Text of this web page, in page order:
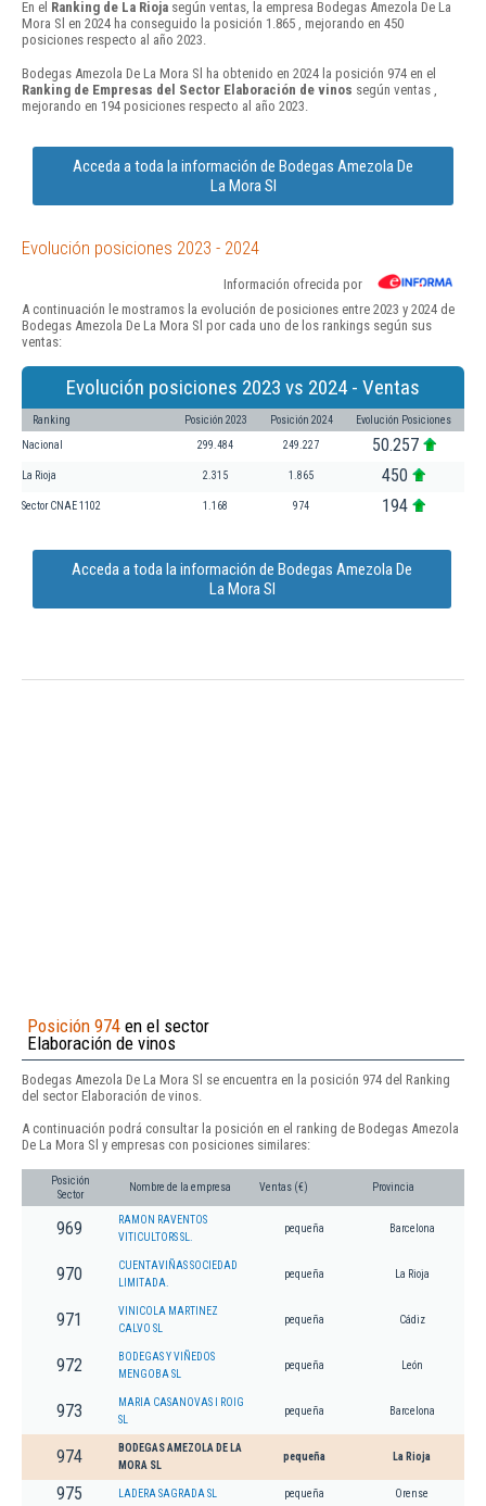
En el Ranking de La Rioja según ventas, la empresa Bodegas Amezola De La
Mora Sl en 2024 ha conseguido la posición 1.865 , mejorando en 450
posiciones respecto al año 2023.
Bodegas Amezola De La Mora Sl ha obtenido en 2024 la posición 974 en el
Ranking de Empresas del Sector Elaboración de vinos según ventas ,
mejorando en 194 posiciones respecto al año 2023.
Acceda a toda la información de Bodegas Amezola De
La Mora Sl
Evolución posiciones 2023 - 2024
Información ofrecida por
A continuación le mostramos la evolución de posiciones entre 2023 y 2024 de
Bodegas Amezola De La Mora Sl por cada uno de los rankings según sus
ventas:
Evolución posiciones 2023 vs 2024 - Ventas
Ranking Posición 2023 Posición 2024 Evolución Posiciones
Nacional 299.484 249.227 50.257
La Rioja 2.315 1.865 450
Sector CNAE 1102 1.168 974 194
Acceda a toda la información de Bodegas Amezola De
La Mora Sl
Posición 974 en el sector
Elaboración de vinos
Bodegas Amezola De La Mora Sl se encuentra en la posición 974 del Ranking
del sector Elaboración de vinos.
A continuación podrá consultar la posición en el ranking de Bodegas Amezola
De La Mora Sl y empresas con posiciones similares:
Posición
Sector
Nombre de la empresa Ventas (€) Provincia
969
RAMON RAVENTOS
VITICULTORS SL.
pequeña Barcelona
970
CUENTAVIÑAS SOCIEDAD
LIMITADA.
pequeña La Rioja
971
VINICOLA MARTINEZ
CALVO SL
pequeña Cádiz
972
BODEGAS Y VIÑEDOS
MENGOBA SL
pequeña León
973
MARIA CASANOVAS I ROIG
SL
pequeña Barcelona
974
BODEGAS AMEZOLA DE LA
MORA SL
pequeña La Rioja
975 LADERA SAGRADA SL pequeña Orense